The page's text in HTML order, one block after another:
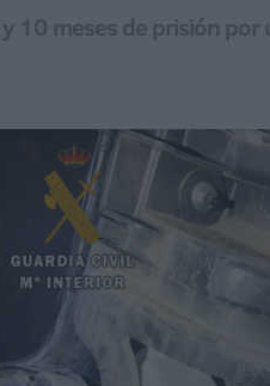
10 meses de prisión